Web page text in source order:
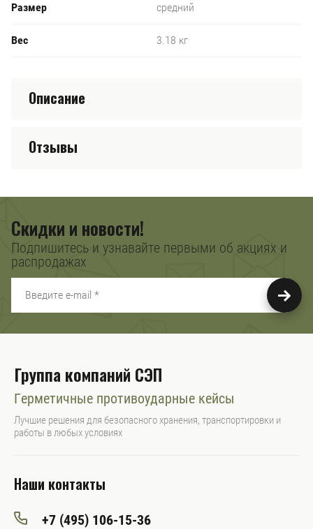
Размер средний
Вес 3.18 кг
Описание
Отзывы
Скидки и новости!
Подпишитесь и узнавайте первыми об акциях и
распродажах
Группа компаний СЭП
Герметичные противоударные кейсы
Лучшие решения для безопасного хранения, транспортировки и
работы в любых условиях
Наши контакты
+7 (495) 106-15-36